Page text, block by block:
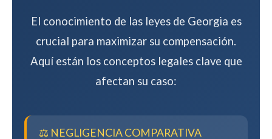
El conocimiento de las leyes de Georgia es
crucial para maximizar su compensación.
Aquí están los conceptos legales clave que
afectan su caso:
⚖️ NEGLIGENCIA COMPARATIVA